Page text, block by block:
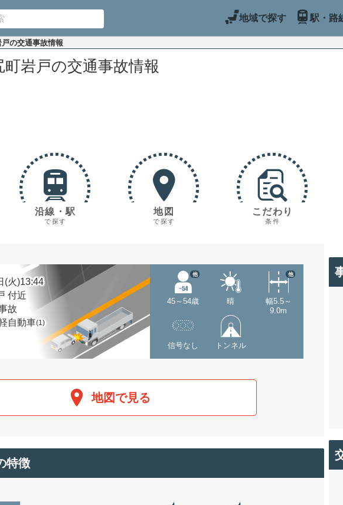
地域で探す 駅・路
の交通事故情報
岩戸の交通事故情報
沿線・駅
で探す
地図
で探す
こだわり
条件
(火)13:44
付近
故
自動車(1)
45～54歳
他
晴
幅5.5～
9.0m
他
信号なし トンネル
地図で見る
特徴